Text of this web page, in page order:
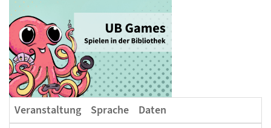
Veranstaltung Sprache
Daten